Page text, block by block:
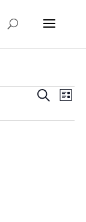
Buscar
de
Lista